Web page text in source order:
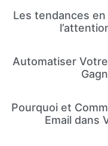
Les tendances
Automatiser
Pourquoi et
Email dans